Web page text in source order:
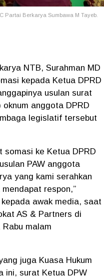
Partai Berkarya Sumbawa M Tayeb.
NTB, Surahman MD
kepada Ketua DPRD
usulan surat
oknum anggota DPRD
legislatif tersebut
somasi ke Ketua DPRD
PAW anggota
yang kami serahkan
respon,”
kepada awak media, saat
AS & Partners di
Rabu malam
juga Kuasa Hukum
ini, surat Ketua DPW